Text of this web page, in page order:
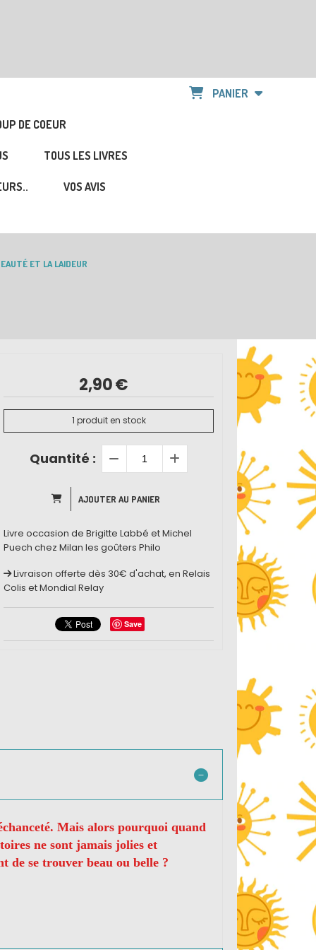
DE COEUR
TOUS LES LIVRES
VOS AVIS
PANIER
ET LA LAIDEUR
2,90€
1 produit en stock
Quantité :
AJOUTER AU PANIER
Livre occasion de Brigitte Labbé et Michel
Puech chez Milan les goûters Philo
Livraison offerte dès 30€ d'achat, en Relais
Colis et Mondial Relay
Save
Mais alors pourquoi quand
ne sont jamais jolies et
de se trouver beau ou belle ?